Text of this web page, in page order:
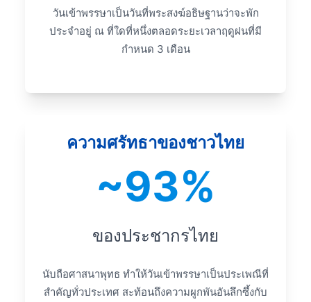
วันเข้าพรรษาเป็นวันที่พระสงฆ์อธิษฐานว่าจะพัก
ประจำอยู่ ณ ที่ใดที่หนึ่งตลอดระยะเวลาฤดูฝนที่มี
กำหนด 3 เดือน
ความศรัทธาของชาวไทย
~93%
ของประชากรไทย
นับถือศาสนาพุทธ ทำให้วันเข้าพรรษาเป็นประเพณีที่
สำคัญทั่วประเทศ สะท้อนถึงความผูกพันอันลึกซึ้งกับ